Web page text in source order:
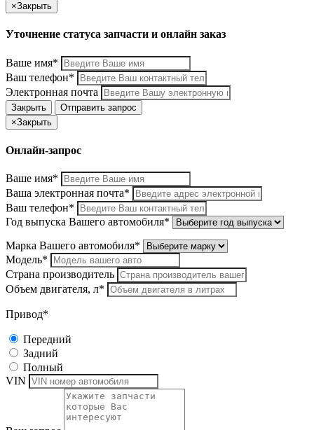
×Закрыть
Уточнение статуса запчасти и онлайн заказ
Ваше имя*
Ваш телефон*
Электронная почта
Закрыть
Отправить запрос
×Закрыть
Онлайн-запрос
Ваше имя*
Ваша электронная почта*
Ваш телефон*
Год выпуска Вашего автомобиля*
Марка Вашего автомобиля*
Модель*
Страна производитель
Объем двигателя, л*
Привод*
Передний
Задний
Полный
VIN